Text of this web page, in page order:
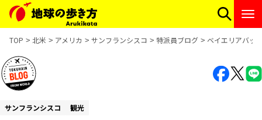
TOP 北米 アメリカ サンフランシスコ 特派員ブログ ベイエリアバッ
サンフランシスコ 観光